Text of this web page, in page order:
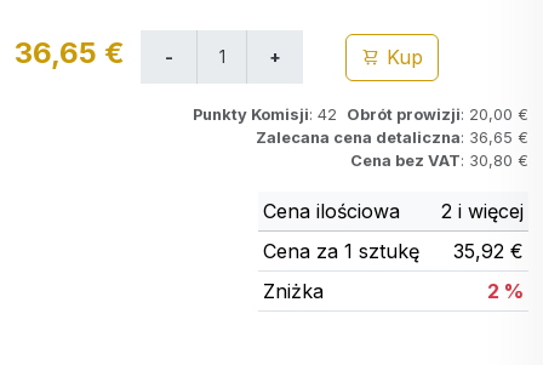
36,65 € Kup
Punkty Komisji: 42 Obrót prowizji: 20,00 €
Zalecana cena detaliczna: 36,65 €
Cena bez VAT: 30,80 €
Cena ilościowa
2 i więcej
Cena za 1 sztukę
35,92 €
Zniżka
2 %